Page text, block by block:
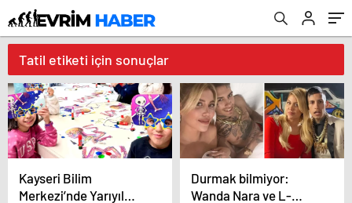
Tatil etiketi için sonuçlar
Kayseri Bilim
Merkezi’nde Yarıyıl
Durmak bilmiyor:
Wanda Nara ve L-